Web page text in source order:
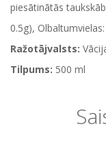
piesātinātās
0.5g), Olbaltumvielas:
Ražotājvalsts:
Tilpums: 500 ml